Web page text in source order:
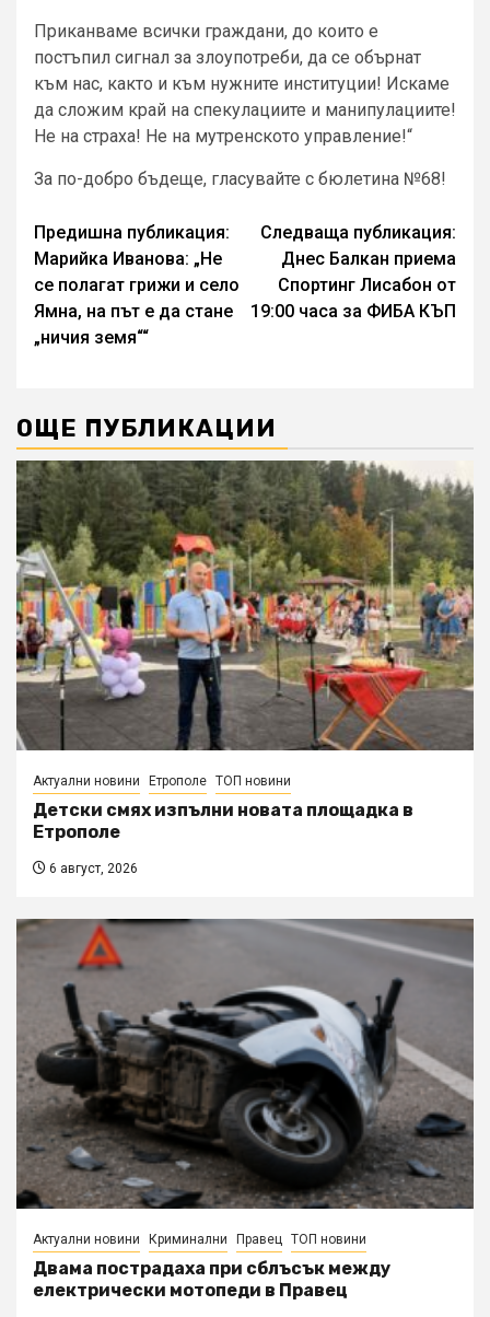
Приканваме всички граждани, до които е
постъпил сигнал за злоупотреби, да се обърнат
към нас, както и към нужните институции! Искаме
да сложим край на спекулациите и манипулациите!
Не на страха! Не на мутренското управление!“
За по-добро бъдеще, гласувайте с бюлетина №68!
Continue
Reading
Предишна публикация:
Марийка Иванова: „Не
се полагат грижи и село
Ямна, на път е да стане
„ничия земя““
Следваща публикация:
Днес Балкан приема
Спортинг Лисабон от
19:00 часа за ФИБА КЪП
ОЩЕ ПУБЛИКАЦИИ
Актуални новини Етрополе ТОП новини
Детски смях изпълни новата площадка в
Етрополе
6 август, 2026
Актуални новини Криминални Правец ТОП новини
Двама пострадаха при сблъсък между
електрически мотопеди в Правец